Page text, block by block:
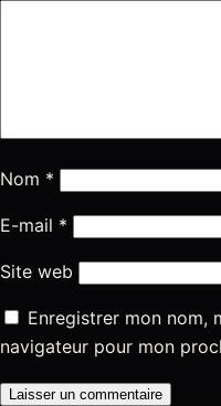
Nom *
E-mail *
Site web
Enregistrer mon nom,
navigateur pour mon